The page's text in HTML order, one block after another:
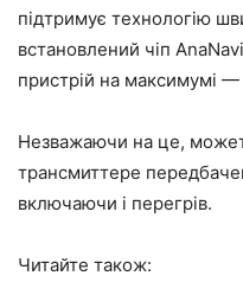
підтримує технологію
встановлений чіп
пристрій на максимумі —
Незважаючи на це,
трансмиттере
включаючи і перегрів.
Читайте також: